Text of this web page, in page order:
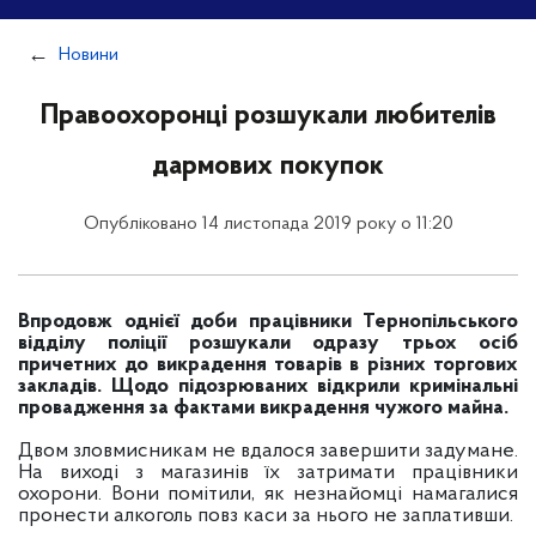
Новини
Правоохоронці розшукали любителів
дармових покупок
Опубліковано 14 листопада 2019 року о 11:20
Впродовж однієї доби працівники Тернопільського
відділу поліції розшукали одразу трьох осіб
причетних до викрадення товарів в різних торгових
закладів. Щодо підозрюваних відкрили кримінальні
провадження за фактами викрадення чужого майна.
Двом зловмисникам не вдалося завершити задумане.
На виході з магазинів їх затримати працівники
охорони. Вони помітили, як незнайомці намагалися
пронести алкоголь повз каси за нього не заплативши.